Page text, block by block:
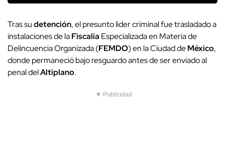
Tras sudetención, el presunto líder criminal fue trasladado a
instalaciones de laFiscalía Especializada en Materia de
Delincuencia Organizada (FEMDO) en la Ciudad deMéxico,
donde permaneció bajo resguardo antes de ser enviado al
penal delAltiplano.
▼ Publicidad